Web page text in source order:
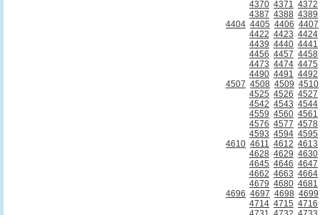
4370 4371 4372
4387 4388 4389
4404 4405 4406 4407
4422 4423 4424
4439 4440 4441
4456 4457 4458
4473 4474 4475
4490 4491 4492
4507 4508 4509 4510
4525 4526 4527
4542 4543 4544
4559 4560 4561
4576 4577 4578
4593 4594 4595
4610 4611 4612 4613
4628 4629 4630
4645 4646 4647
4662 4663 4664
4679 4680 4681
4696 4697 4698 4699
4714 4715 4716